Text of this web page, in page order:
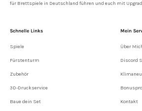
für Brettspiele in Deutschland führen und euch mit
Schnelle Links
Spiele
Fürstenturm
Zubehör
3D-Druckservice
Baue dein Set
Mein
Über
Discord
Kontakt